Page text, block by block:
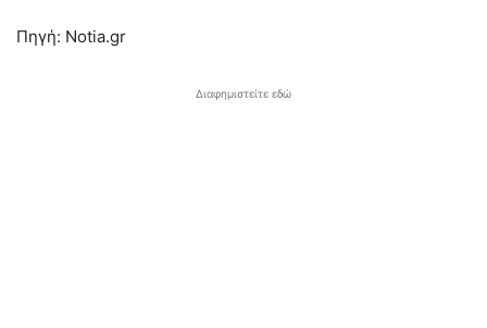
Πηγή: Notia.gr
Διαφημιστείτε εδώ